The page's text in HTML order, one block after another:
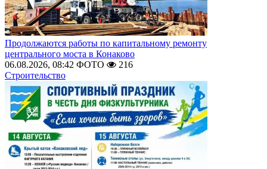
Продолжаются работы по капитальному ремонту
центрального моста в Конаково
06.08.2026, 08:42 ФОТО
216
Строительство